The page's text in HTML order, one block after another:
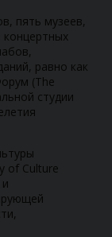
пять музеев,
равно как
(The
студии
of Culture